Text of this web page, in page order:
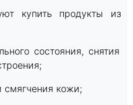
купить продукты из
состояния, снятия
смягчения кожи;